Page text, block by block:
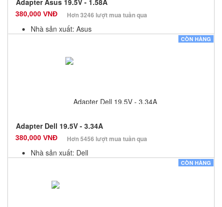
Adapter Asus 19.5V - 1.58A
380,000 VNĐ Hơn 3246 lượt mua tuần qua
Nhà sản xuất: Asus
Số lượng: 10
CÒN HÀNG
Adapter Dell 19.5V - 3.34A
380,000 VNĐ Hơn 5456 lượt mua tuần qua
Nhà sản xuất: Dell
Số lượng: 10
CÒN HÀNG